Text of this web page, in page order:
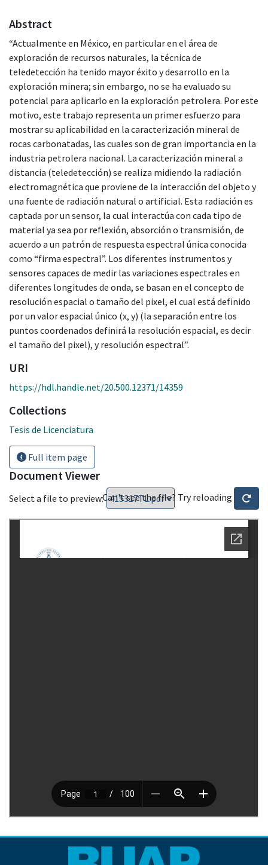
Abstract
“Actualmente en México, en particular en el área de
exploración de recursos naturales, la técnica de
teledetección ha tenido mayor éxito y desarrollo en la
exploración minera; sin embargo, no se ha evaluado su
potencial para aplicarlo en la exploración petrolera. Por este
motivo, este trabajo representa un primer esfuerzo para
mostrar su aplicabilidad en la caracterización mineral de
rocas carbonatadas, las cuales son de gran importancia en la
industria petrolera nacional. La caracterización mineral a
distancia (teledetección) se realiza midiendo la radiación
electromagnética que proviene de la interacción del objeto y
una fuente de radiación natural o artificial. Esta radiación es
captada por un sensor, la cual interactúa con cada tipo de
material ya sea por reflexión, absorción o transmisión, de
acuerdo a un patrón de respuesta espectral única conocida
como “firma espectral”. Los diferentes instrumentos y
sensores capaces de medir las variaciones espectrales en
diferentes longitudes de onda, se basan en el concepto de
resolución espacial o tamaño del pixel, el cual está definido
por un valor espacial único (x, y) (la separación entre los
puntos coordenados definirá la resolución espacial, es decir
el tamaño del pixel), y resolución espectral”.
URI
https://hdl.handle.net/20.500.12371/14359
Collections
Tesis de Licenciatura
Full item page
Document Viewer
Select a file to preview:Can't see the file? Try reloading